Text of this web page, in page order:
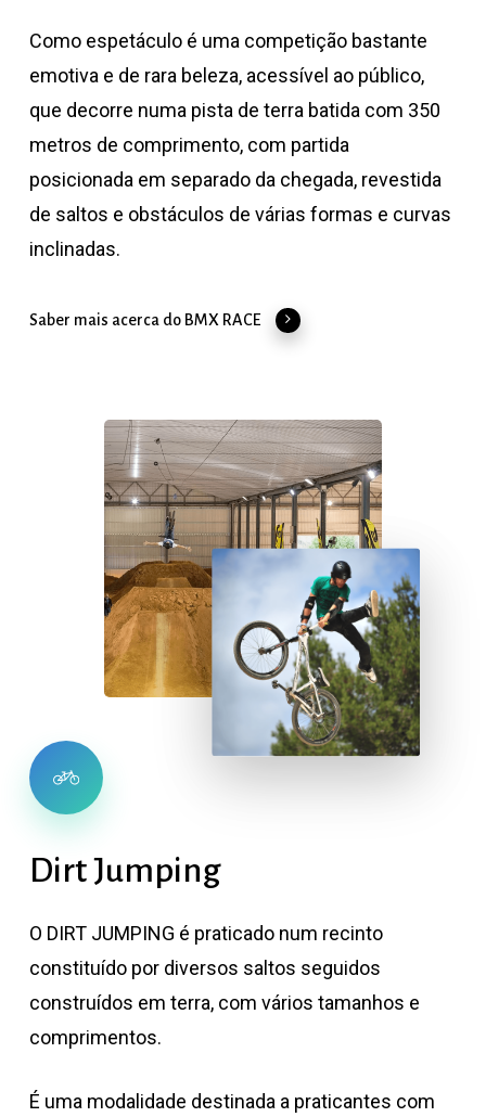
Como espetáculo é uma competição bastante
emotiva e de rara beleza, acessível ao público,
que decorre numa pista de terra batida com 350
metros de comprimento, com partida
posicionada em separado da chegada, revestida
de saltos e obstáculos de várias formas e curvas
inclinadas.
Saber mais acerca do BMX RACE
DirtJumping
O DIRT JUMPING é praticado num recinto
constituído por diversos saltos seguidos
construídos em terra, com vários tamanhos e
comprimentos.
É uma modalidade destinada a praticantes com